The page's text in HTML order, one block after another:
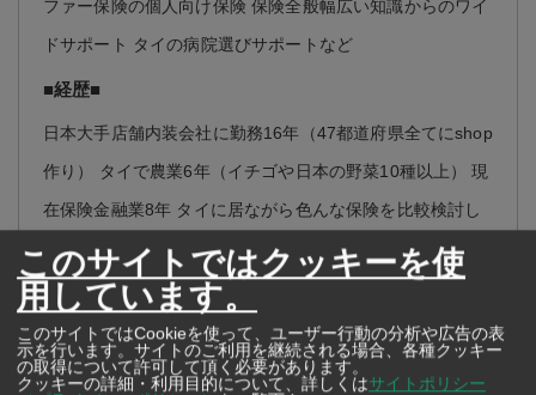
ファー保険の個人向け保険 保険全般幅広い知識からのワイ
ドサポート タイの病院選びサポートなど
■経歴■
日本大手店舗内装会社に勤務16年（47都道府県全てにshop
作り） タイで農業6年（イチゴや日本の野菜10種以上） 現
在保険金融業8年 タイに居ながら色んな保険を比較検討し
お客様にご紹介しています。 お客様サポートNO1を目指
し、より人生を長く幸せに暮らしてもらう為に日々取り組
んでおります。
このサイトではクッキーを使
用しています。
このサイトではCookieを使って、ユーザー行動の分析や広告の表
示を行います。サイトのご利用を継続される場合、各種クッキー
の取得について許可して頂く必要があります。
クッキーの詳細・利用目的について、詳しくはサイトポリシー